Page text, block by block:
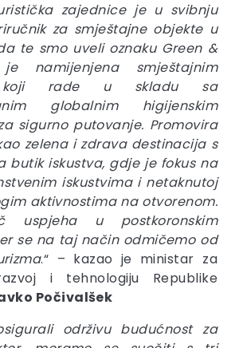
zajednice je u svibnju
za smještajne objekte u
te smo uveli oznaku Green &
namijenjena smještajnim
koji rade u skladu sa
globalnim higijenskim
sigurno putovanje. Promovira
zelena i zdrava destinacija s
butik iskustva, gdje je fokus na
iskustvima i netaknutoj
aktivnostima na otvorenom.
uspjeha u postkoronskim
se na taj način odmičemo od
.“ – kazao je ministar za
i tehnologiju Republike
Počivalšek
održivu budućnost za